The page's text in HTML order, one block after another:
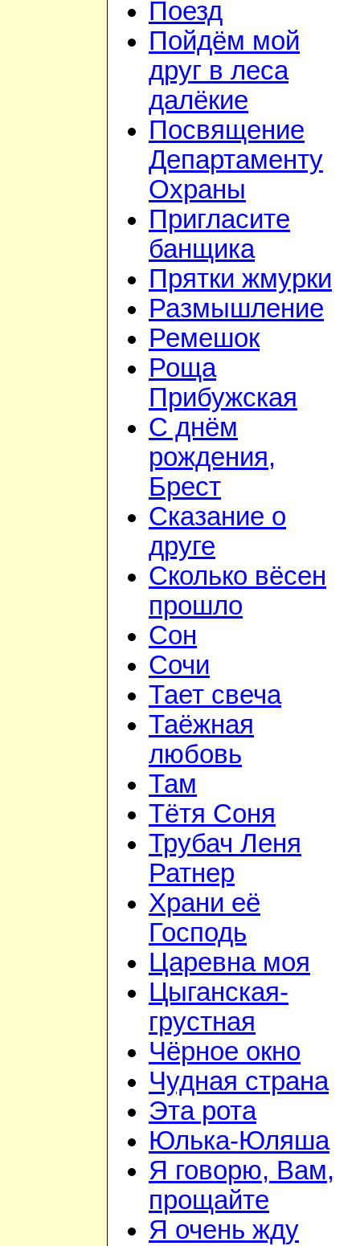
Поезд
Пойдём мой
друг в леса
далёкие
Посвящение
Департаменту
Охраны
Пригласите
банщика
Прятки жмурки
Размышление
Ремешок
Роща
Прибужская
С днём
рождения,
Брест
Сказание о
друге
Сколько вёсен
прошло
Сон
Сочи
Тает свеча
Таёжная
любовь
Там
Тётя Соня
Трубач Леня
Ратнер
Храни её
Господь
Царевна моя
Цыганская-
грустная
Чёрное окно
Чудная страна
Эта рота
Юлька-Юляша
Я говорю, Вам,
прощайте
Я очень жду